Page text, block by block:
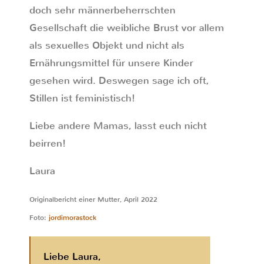
doch sehr männerbeherrschten
Gesellschaft die weibliche Brust vor allem
als sexuelles Objekt und nicht als
Ernährungsmittel für unsere Kinder
gesehen wird. Deswegen sage ich oft,
Stillen ist feministisch!
Liebe andere Mamas, lasst euch nicht
beirren!
Laura
Originalbericht einer Mutter, April 2022
Foto: jordimorastock
Liebe Laura,